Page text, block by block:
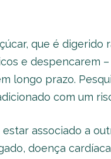
que é
e despencarem
longo prazo.
com um
associado a
doença